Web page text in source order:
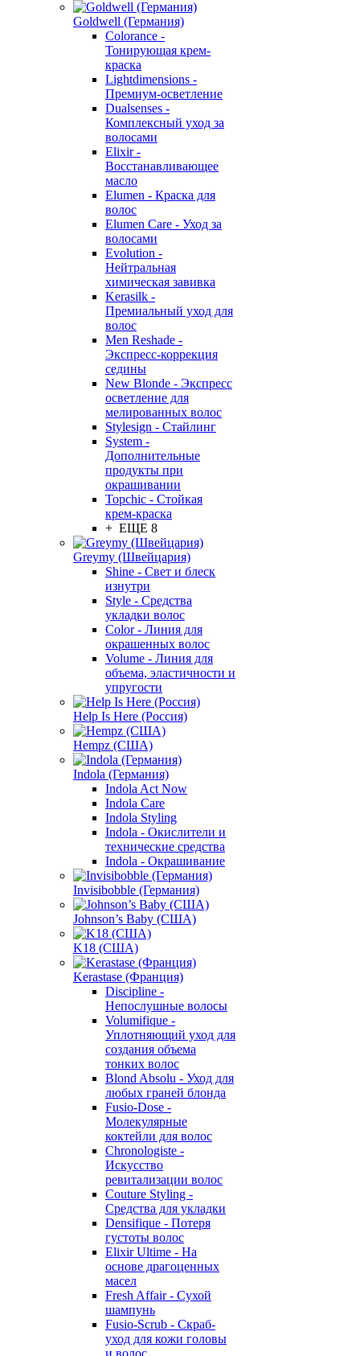
Goldwell (Германия)
Colorance -
Тонирующая крем-
краска
Lightdimensions -
Премиум-осветление
Dualsenses -
Комплексный уход за
волосами
Elixir -
Восстанавливающее
масло
Elumen - Краска для
волос
Elumen Care - Уход за
волосами
Evolution -
Нейтральная
химическая завивка
Kerasilk -
Премиальный уход для
волос
Men Reshade -
Экспресс-коррекция
седины
New Blonde - Экспресс
осветление для
мелированных волос
Stylesign - Стайлинг
System -
Дополнительные
продукты при
окрашивании
Topchic - Стойкая
крем-краска
+ ЕЩЕ 8
Greymy (Швейцария)
Shine - Свет и блеск
изнутри
Style - Средства
укладки волос
Color - Линия для
окрашенных волос
Volume - Линия для
объема, эластичности и
упругости
Help Is Here (Россия)
Hempz (США)
Indola (Германия)
Indola Act Now
Indola Care
Indola Styling
Indola - Окислители и
технические средства
Indola - Окрашивание
Invisibobble (Германия)
Johnson’s Baby (США)
K18 (США)
Kerastase (Франция)
Discipline -
Непослушные волосы
Volumifique -
Уплотняющий уход для
создания объема
тонких волос
Blond Absolu - Уход для
любых граней блонда
Fusio-Dose -
Молекулярные
коктейли для волос
Chronologiste -
Искусство
ревитализации волос
Couture Styling -
Средства для укладки
Densifique - Потеря
густоты волос
Elixir Ultime - На
основе драгоценных
масел
Fresh Affair - Сухой
шампунь
Fusio-Scrub - Скраб-
уход для кожи головы
и волос